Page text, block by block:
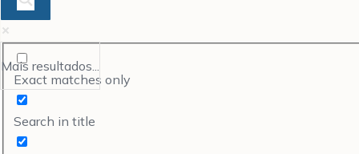
Mais resultados...
Exact matches only
Search in title